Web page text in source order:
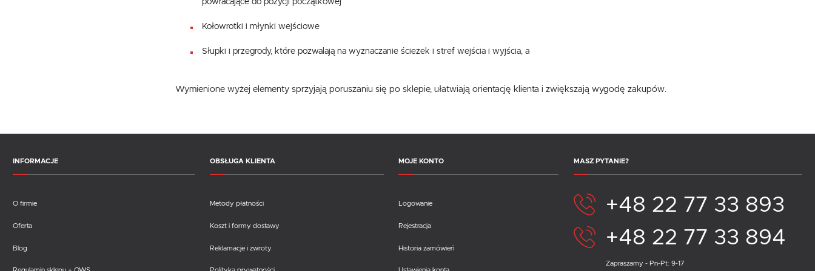
powracające do pozycji początkowej
Kołowrotki i młynki wejściowe
Słupki i przegrody, które pozwalają na wyznaczanie ścieżek i stref wejścia i wyjścia, a
Wymienione wyżej elementy sprzyjają poruszaniu się po sklepie, ułatwiają orientację klienta i zwiększają wygodę zakupów.
INFORMACJE
O firmie
Oferta
Blog
OBSŁUGA KLIENTA
Metody płatności
Koszt i formy dostawy
Reklamacje i zwroty
MOJE KONTO
Logowanie
Rejestracja
Historia zamówień
MASZ PYTANIE?
+48 22 77 33 893
+48 22 77 33 894
Zapraszamy - Pn-Pt: 9-17